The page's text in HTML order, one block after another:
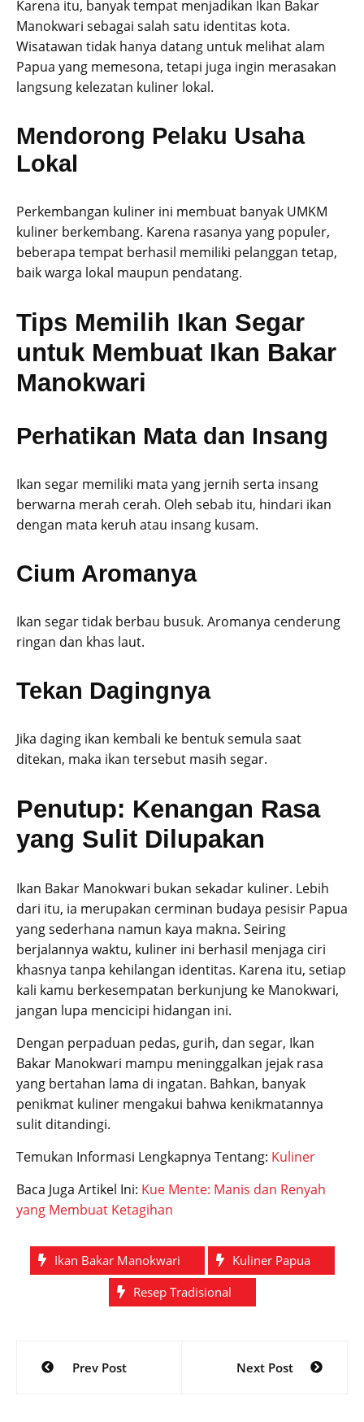
Karena itu, banyak tempat menjadikan Ikan Bakar
Manokwari sebagai salah satu identitas kota.
Wisatawan tidak hanya datang untuk melihat alam
Papua yang memesona, tetapi juga ingin merasakan
langsung kelezatan kuliner lokal.
Mendorong Pelaku Usaha
Lokal
Perkembangan kuliner ini membuat banyak UMKM
kuliner berkembang. Karena rasanya yang populer,
beberapa tempat berhasil memiliki pelanggan tetap,
baik warga lokal maupun pendatang.
Tips Memilih Ikan Segar
untuk Membuat Ikan Bakar
Manokwari
Perhatikan Mata dan Insang
Ikan segar memiliki mata yang jernih serta insang
berwarna merah cerah. Oleh sebab itu, hindari ikan
dengan mata keruh atau insang kusam.
Cium Aromanya
Ikan segar tidak berbau busuk. Aromanya cenderung
ringan dan khas laut.
Tekan Dagingnya
Jika daging ikan kembali ke bentuk semula saat
ditekan, maka ikan tersebut masih segar.
Penutup: Kenangan Rasa
yang Sulit Dilupakan
Ikan Bakar Manokwari bukan sekadar kuliner. Lebih
dari itu, ia merupakan cerminan budaya pesisir Papua
yang sederhana namun kaya makna. Seiring
berjalannya waktu, kuliner ini berhasil menjaga ciri
khasnya tanpa kehilangan identitas. Karena itu, setiap
kali kamu berkesempatan berkunjung ke Manokwari,
jangan lupa mencicipi hidangan ini.
Dengan perpaduan pedas, gurih, dan segar, Ikan
Bakar Manokwari mampu meninggalkan jejak rasa
yang bertahan lama di ingatan. Bahkan, banyak
penikmat kuliner mengakui bahwa kenikmatannya
sulit ditandingi.
Temukan Informasi Lengkapnya Tentang: Kuliner
Baca Juga Artikel Ini: Kue Mente: Manis dan Renyah
yang Membuat Ketagihan
Ikan Bakar Manokwari
Kuliner Papua
Resep Tradisional
navigation
Prev Post Next Post